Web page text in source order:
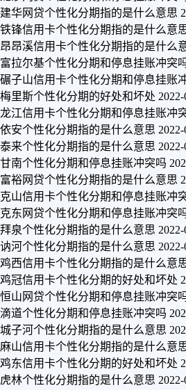
建华网贷个性化分期指的是什么意思
铁锋信用卡个性化分期指的是什么意
昂昂溪信用卡个性化分期指的是什么
富拉尔基个性化分期和停息挂账冲突
碾子山信用卡个性化分期和停息挂账
梅里斯个性化分期的好处和坏处
龙江信用卡个性化分期和停息挂账冲
依安个性化分期指的是什么意思
泰来个性化分期指的是什么意思
甘南个性化分期和停息挂账冲突吗
富裕网贷个性化分期指的是什么意思
克山信用卡个性化分期和停息挂账冲
克东网贷个性化分期和停息挂账冲突
拜泉个性化分期指的是什么意思
讷河个性化分期指的是什么意思
鸡西信用卡个性化分期指的是什么意
鸡冠信用卡个性化分期的好处和坏处
恒山网贷个性化分期和停息挂账冲突
滴道个性化分期和停息挂账冲突吗
城子河个性化分期指的是什么意思
麻山信用卡个性化分期指的是什么意
鸡东信用卡个性化分期的好处和坏处
虎林个性化分期指的是什么意思